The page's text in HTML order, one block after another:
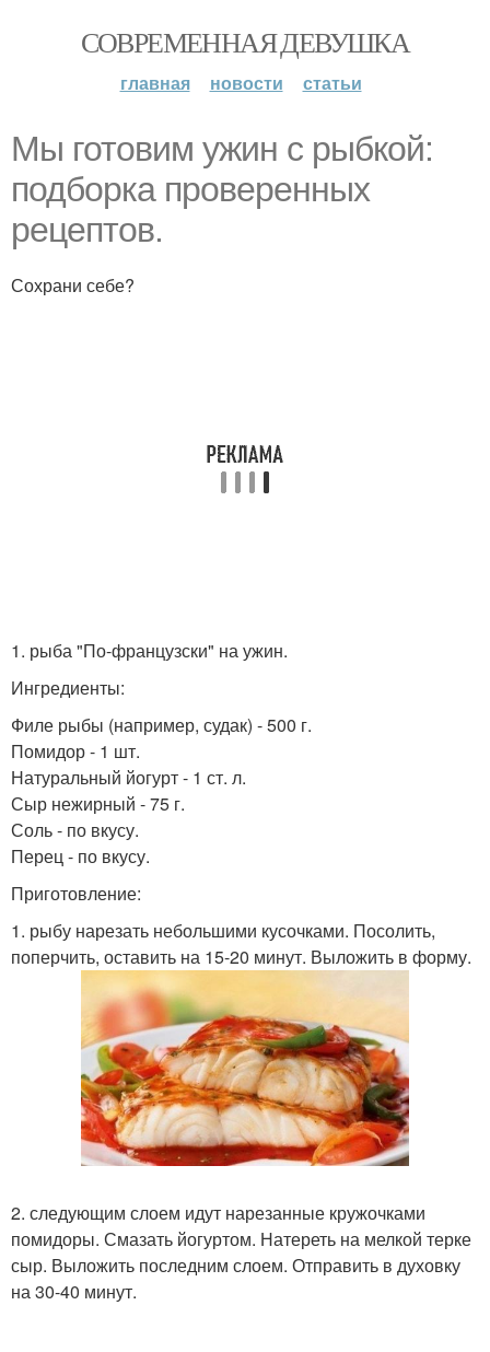
СОВРЕМЕННАЯ ДЕВУШКА
главная новости статьи
Мы готовим ужин с рыбкой:
подборка проверенных
рецептов.
Сохрани себе?
1. рыба "По-французски" на ужин.
Ингредиенты:
Филе рыбы (например, судак) - 500 г.
Помидор - 1 шт.
Натуральный йогурт - 1 ст. л.
Сыр нежирный - 75 г.
Соль - по вкусу.
Перец - по вкусу.
Приготовление:
1. рыбу нарезать небольшими кусочками. Посолить,
поперчить, оставить на 15-20 минут. Выложить в форму.
2. следующим слоем идут нарезанные кружочками
помидоры. Смазать йогуртом. Натереть на мелкой терке
сыр. Выложить последним слоем. Отправить в духовку
на 30-40 минут.